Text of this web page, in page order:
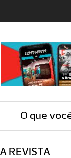
O que
A REVISTA